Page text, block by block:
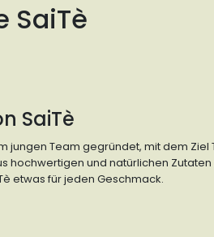
SaiTè
SaiTè
jungen Team gegründet, mit dem
hochwertigen und natürlichen Zutaten
etwas für jeden Geschmack.